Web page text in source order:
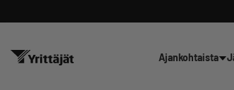
Ajankohtaista